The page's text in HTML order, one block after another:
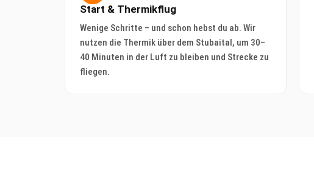
Start & Thermikflug
Wenige Schritte – und schon hebst du ab. Wir
nutzen die Thermik über dem Stubaital, um 30–
40 Minuten in der Luft zu bleiben und Strecke zu
fliegen.